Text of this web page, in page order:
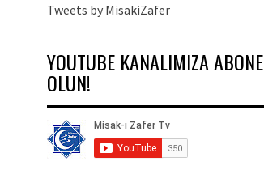
Tweets by MisakiZafer
YOUTUBE KANALIMIZA ABONE
OLUN!